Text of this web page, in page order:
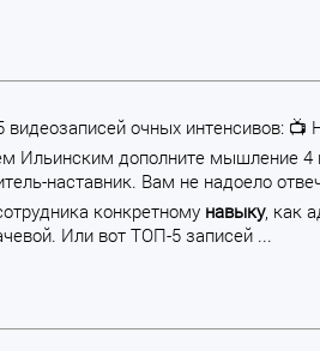
видеозаписей очных интенсивов:
Ильинским дополните мышление
наставник. Вам не надоело
конкретному навыку, как
Или вот ТОП-5 записей ...